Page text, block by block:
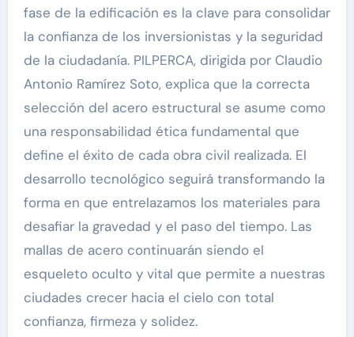
fase de la edificación es la clave para consolidar
la confianza de los inversionistas y la seguridad
de la ciudadanía. PILPERCA, dirigida por Claudio
Antonio Ramírez Soto, explica que la correcta
selección del acero estructural se asume como
una responsabilidad ética fundamental que
define el éxito de cada obra civil realizada. El
desarrollo tecnológico seguirá transformando la
forma en que entrelazamos los materiales para
desafiar la gravedad y el paso del tiempo. Las
mallas de acero continuarán siendo el
esqueleto oculto y vital que permite a nuestras
ciudades crecer hacia el cielo con total
confianza, firmeza y solidez.